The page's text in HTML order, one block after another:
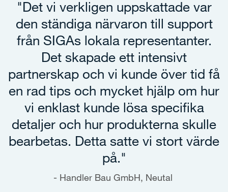
"Det vi verkligen uppskattade var
den ständiga närvaron till support
från SIGAs lokala representanter.
Det skapade ett intensivt
partnerskap och vi kunde över tid få
en rad tips och mycket hjälp om hur
vi enklast kunde lösa specifika
detaljer och hur produkterna skulle
bearbetas. Detta satte vi stort värde
på."
Handler Bau GmbH, Neutal